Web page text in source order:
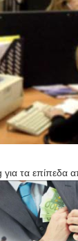
τα επίπεδα